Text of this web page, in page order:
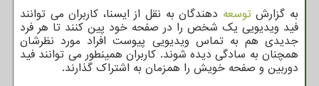
به گزارشتوسعه دهندگان به نقل از ایسنا، کاربران می توانند
فید ویدیویی یک شخص را در صفحه خود پین کنند تا هر فرد
جدیدی هم به تماس ویدیویی پیوست افراد مورد نظرشان
همچنان به سادگی دیده شوند. کاربران همینطور می توانند فید
دوربین و صفحه خویش را همزمان به اشتراک گذارند.